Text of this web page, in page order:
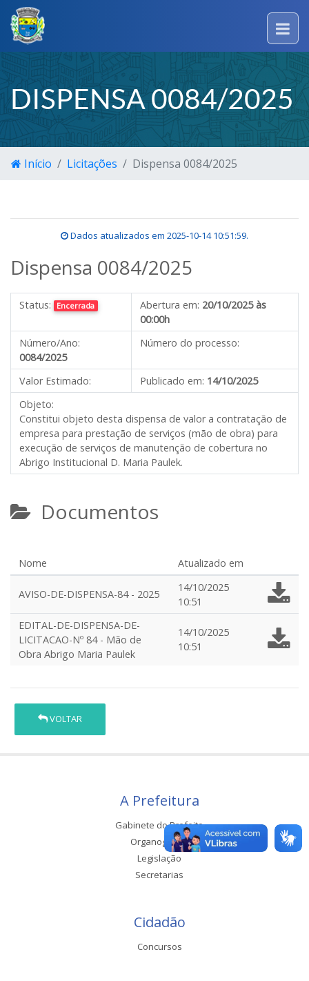
DISPENSA 0084/2025
Início Licitações Dispensa 0084/2025
Dados atualizados em 2025-10-14 10:51:59.
Dispensa 0084/2025
Status: Encerrada Abertura em: 20/10/2025 às
00:00h
Número/Ano:
0084/2025
Número do processo:
Valor Estimado: Publicado em: 14/10/2025
Objeto:
Constitui objeto desta dispensa de valor a contratação de
empresa para prestação de serviços (mão de obra) para
execução de serviços de manutenção de cobertura no
Abrigo Institucional D. Maria Paulek.
Documentos
Nome Atualizado em
AVISO-DE-DISPENSA-84 - 2025
14/10/2025
10:51
EDITAL-DE-DISPENSA-DE-
LICITACAO-Nº 84 - Mão de
Obra Abrigo Maria Paulek
14/10/2025
10:51
VOLTAR
A Prefeitura
Gabinete do Prefeito
Organograma
Legislação
Secretarias
Cidadão
Concursos